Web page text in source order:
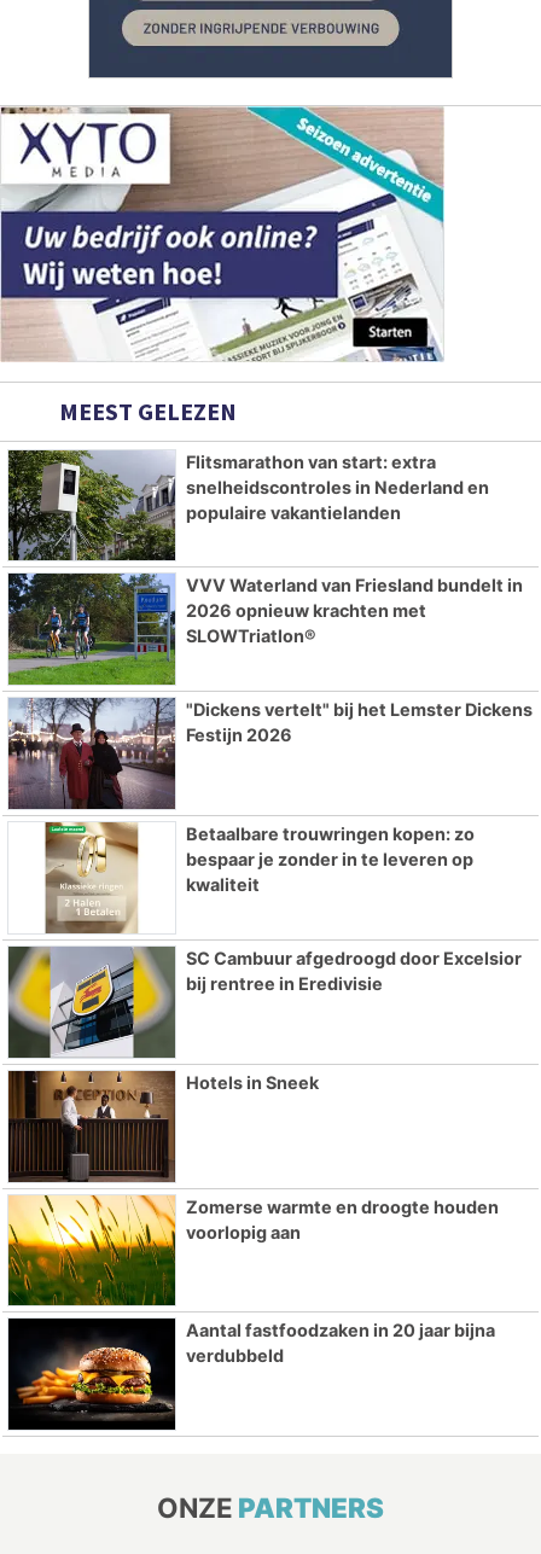
MEEST GELEZEN
Flitsmarathon van start: extra
snelheidscontroles in Nederland en
populaire vakantielanden
VVV Waterland van Friesland bundelt in
2026 opnieuw krachten met
SLOWTriatlon®
"Dickens vertelt" bij het Lemster Dickens
Festijn 2026
Betaalbare trouwringen kopen: zo
bespaar je zonder in te leveren op
kwaliteit
SC Cambuur afgedroogd door Excelsior
bij rentree in Eredivisie
Hotels in Sneek
Zomerse warmte en droogte houden
voorlopig aan
Aantal fastfoodzaken in 20 jaar bijna
verdubbeld
ONZE PARTNERS